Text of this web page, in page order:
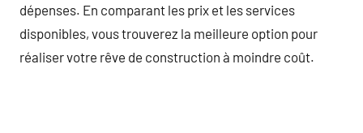
dépenses. En comparant les prix et les services
disponibles, vous trouverez la meilleure option pour
réaliser votre rêve de construction à moindre coût.